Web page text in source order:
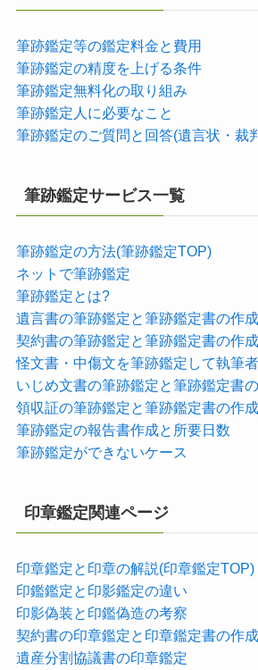
筆跡鑑定等の鑑定料金と費用
筆跡鑑定の精度を上げる条件
筆跡鑑定無料化の取り組み
筆跡鑑定人に必要なこと
筆跡鑑定のご質問と回答(遺言状・裁
筆跡鑑定サービス一覧
筆跡鑑定の方法(筆跡鑑定TOP)
ネットで筆跡鑑定
筆跡鑑定とは?
遺言書の筆跡鑑定と筆跡鑑定書の作成
契約書の筆跡鑑定と筆跡鑑定書の作成
怪文書・中傷文を筆跡鑑定して執筆
いじめ文書の筆跡鑑定と筆跡鑑定書
領収証の筆跡鑑定と筆跡鑑定書の作成
筆跡鑑定の報告書作成と所要日数
筆跡鑑定ができないケース
印章鑑定関連ページ
印章鑑定と印章の解説(印章鑑定TOP)
印鑑鑑定と印影鑑定の違い
印影偽装と印鑑偽造の考察
契約書の印章鑑定と印章鑑定書の作成
遺産分割協議書の印章鑑定